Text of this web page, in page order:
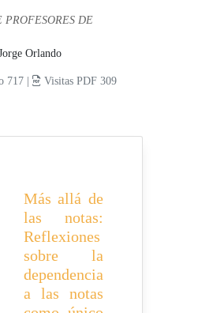
DE
Orlando
717 |
Visitas PDF 309
Más allá de
las notas:
Reflexiones
sobre la
dependencia
a las notas